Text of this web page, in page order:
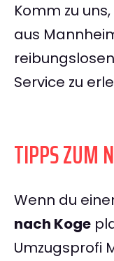
Komm zu
aus
Service zu
TIPPS ZUM
Wenn du
nach Koge
Umzugsprofi